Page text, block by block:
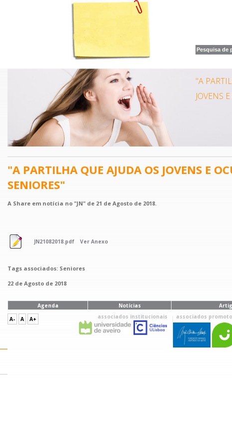
"A
JOVENS
"A PARTILHA QUE AJUDA OS JOVENS E
SENIORES"
A Share em notícia no "JN" de 21 de Agosto de 2018.
JN21082018.pdf Ver Anexo
Tags associados: Seniores
22 de Agosto de 2018
Agenda
Notícias
A-
A A+ associados
associados institucionais